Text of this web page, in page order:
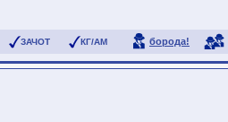
ЗАЧОТ КГ/АМ борода!